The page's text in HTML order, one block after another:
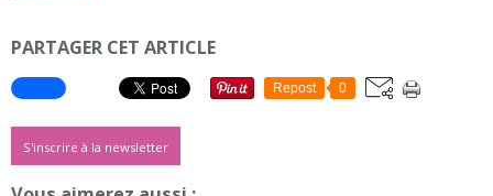
PARTAGER CET ARTICLE
Repost 0
S'inscrire à la newsletter